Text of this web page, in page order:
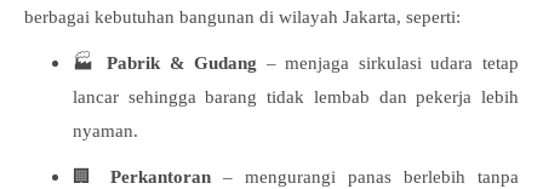
berbagai kebutuhan bangunan di wilayah Jakarta, seperti:
🏭Pabrik & Gudang – menjaga sirkulasi udara tetap
lancar sehingga barang tidak lembab dan pekerja lebih
nyaman.
🏢 Perkantoran – mengurangi panas berlebih tanpa